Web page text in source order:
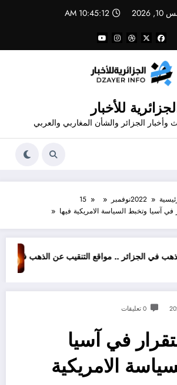
10:45:13 AM
للأخبار
وأخبار الجزائر والشأن المغاربي والعربي
2022نوفمبر
15
في آسيا وتخبط السياسة الامريكية فيها
عن الذهب في الجزائرظاهرة فلكية نادرة جدا يوم 12 اوت ..06 كواكب مع
0 تعليقات
في آسيا
الامريكية